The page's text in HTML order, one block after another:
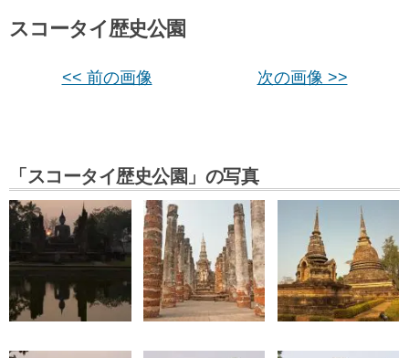
スコータイ歴史公園
<< 前の画像 次の画像 >>
「スコータイ歴史公園」の写真